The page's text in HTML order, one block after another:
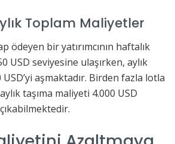
Toplam Maliyetler
ödeyen bir yatırımcının haftalık
USD seviyesine ulaşırken, aylık
aşmaktadır. Birden fazla lotla
taşıma maliyeti 4.000 USD